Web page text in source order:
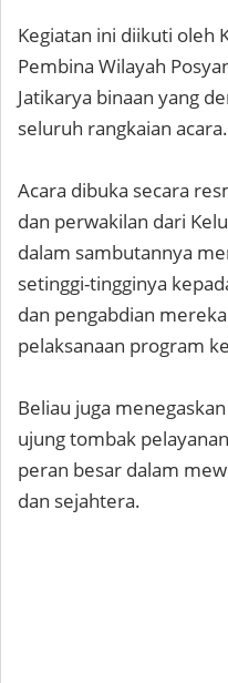
Kegiatan ini diikuti oleh
Pembina Wilayah
Jatikarya binaan yang
seluruh rangkaian acara.
Acara dibuka secara
dan perwakilan dari
dalam sambutannya
setinggi-tingginya
dan pengabdian
pelaksanaan program
Beliau juga
ujung tombak
peran besar dalam
dan sejahtera.